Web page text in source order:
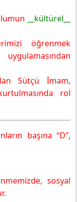
__kültürel__
öğrenmek
Sütçü İmam,
rol
başına “D”,
sosyal